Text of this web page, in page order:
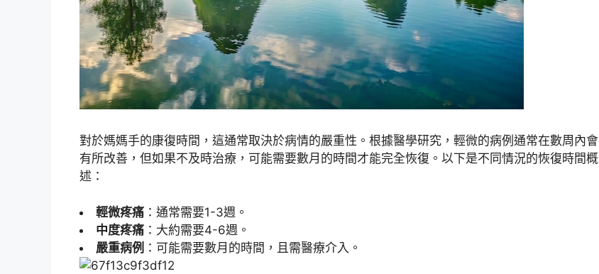
對於媽媽手的康復時間，這通常取決於病情的嚴重性。根據醫學研究，輕微的病例通常在數周內會
有所改善，但如果不及時治療，可能需要數月的時間才能完全恢復。以下是不同情況的恢復時間概
述：
輕微疼痛 ：通常需要1-3週。
中度疼痛 ：大約需要4-6週。
嚴重病例 ：可能需要數月的時間，且需醫療介入。